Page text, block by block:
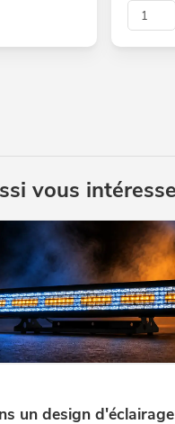
vous
un design d'éclairage